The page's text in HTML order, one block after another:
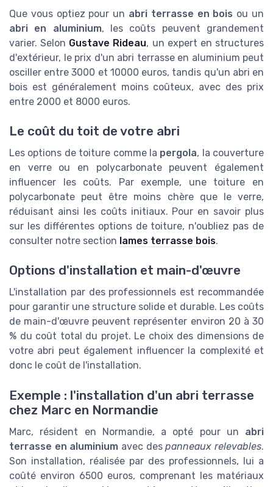
Que vous optiez pour un abri terrasse en bois ou un
abri en aluminium, les coûts peuvent grandement
varier. Selon Gustave Rideau, un expert en structures
d'extérieur, le prix d'un abri terrasse en aluminium peut
osciller entre 3000 et 10000 euros, tandis qu'un abri en
bois est généralement moins coûteux, avec des prix
entre 2000 et 8000 euros.
Le coût du toit de votre abri
Les options de toiture comme la pergola, la couverture
en verre ou en polycarbonate peuvent également
influencer les coûts. Par exemple, une toiture en
polycarbonate peut être moins chère que le verre,
réduisant ainsi les coûts initiaux. Pour en savoir plus
sur les différentes options de toiture, n'oubliez pas de
consulter notre section lames terrasse bois.
Options d'installation et main-d'œuvre
L'installation par des professionnels est recommandée
pour garantir une structure solide et durable. Les coûts
de main-d'œuvre peuvent représenter environ 20 à 30
% du coût total du projet. Le choix des dimensions de
votre abri peut également influencer la complexité et
donc le coût de l'installation.
Exemple : l'installation d'un abri terrasse
chez Marc en Normandie
Marc, résident en Normandie, a opté pour un abri
terrasse en aluminium avec despanneaux relevables.
Son installation, réalisée par des professionnels, lui a
coûté environ 6500 euros, comprenant les matériaux